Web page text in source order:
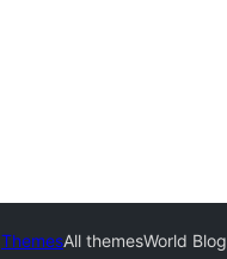
ThemesAll themesWorld Blog